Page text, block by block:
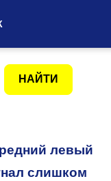
левый
слишком